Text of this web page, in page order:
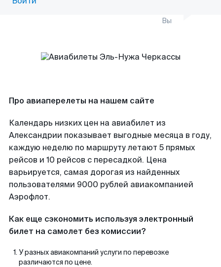
Вы
Про авиаперелеты на нашем сайте
Календарь низких цен на авиабилет из
Александрии показывает выгодные месяца в году,
каждую неделю по маршруту летают 5 прямых
рейсов и 10 рейсов с пересадкой. Цена
варьируется, самая дорогая из найденных
пользователями 9000 рублей авиакомпанией
Аэрофлот.
Как еще сэкономить используя электронный
билет на самолет без комиссии?
У разных авиакомпаний услуги по перевозке
различаются по цене.